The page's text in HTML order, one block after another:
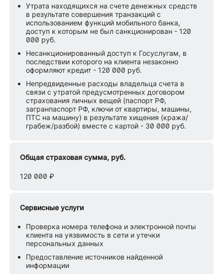
Утрата находящихся на счете денежных средств
в результате совершения транзакций с
использованием функций мобильного банка,
доступ к которым не был санкционирован - 120
000 руб.
Несанкционированный доступ к Госуслугам, в
последствии которого на клиента незаконно
оформляют кредит - 120 000 руб.
Непредвиденные расходы владельца счета в
связи с утратой предусмотренных договором
страхования личных вещей (паспорт РФ,
загранпаспорт РФ, ключи от квартиры, машины,
ПТС на машину) в результате хищения (кража/
грабеж/разбой) вместе с картой - 30 000 руб.
Общая страховая сумма, руб.
120 000 ₽
Сервисные услуги
Проверка номера телефона и электронной почты
клиента на уязвимость в сети и утечки
персональных данных
Предоставление источников найденной
информации